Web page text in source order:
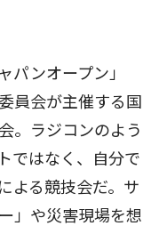
ンオープン」
員会が主催する国
。ラジコンのよう
ではなく、自分で
よる競技会だ。サ
」や災害現場を想